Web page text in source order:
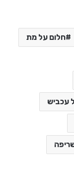
חלום על מת
עכביש